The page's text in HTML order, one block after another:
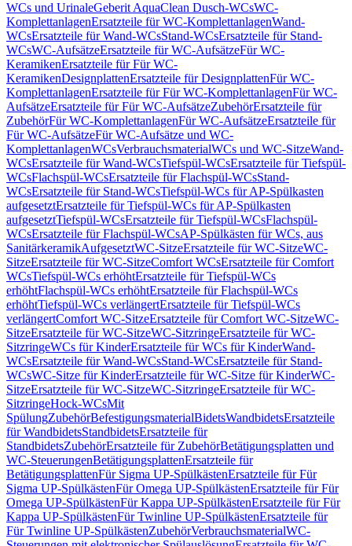
WCs und UrinaleGeberit AquaClean Dusch-WCsWC-
KomplettanlagenErsatzteile für WC-KomplettanlagenWand-
WCsErsatzteile für Wand-WCsStand-WCsErsatzteile für Stand-
WCsWC-AufsätzeErsatzteile für WC-AufsätzeFür WC-
KeramikenErsatzteile für Für WC-
KeramikenDesignplattenErsatzteile für DesignplattenFür WC-
KomplettanlagenErsatzteile für Für WC-KomplettanlagenFür WC-
AufsätzeErsatzteile für Für WC-AufsätzeZubehörErsatzteile für
ZubehörFür WC-KomplettanlagenFür WC-AufsätzeErsatzteile für
Für WC-AufsätzeFür WC-Aufsätze und WC-
KomplettanlagenWCsVerbrauchsmaterialWCs und WC-SitzeWand-
WCsErsatzteile für Wand-WCsTiefspül-WCsErsatzteile für Tiefspül-
WCsFlachspül-WCsErsatzteile für Flachspül-WCsStand-
WCsErsatzteile für Stand-WCsTiefspül-WCs für AP-Spülkasten
aufgesetztErsatzteile für Tiefspül-WCs für AP-Spülkasten
aufgesetztTiefspül-WCsErsatzteile für Tiefspül-WCsFlachspül-
WCsErsatzteile für Flachspül-WCsAP-Spülkästen für WCs, aus
SanitärkeramikAufgesetztWC-SitzeErsatzteile für WC-SitzeWC-
SitzeErsatzteile für WC-SitzeComfort WCsErsatzteile für Comfort
WCsTiefspül-WCs erhöhtErsatzteile für Tiefspül-WCs
erhöhtFlachspül-WCs erhöhtErsatzteile für Flachspül-WCs
erhöhtTiefspül-WCs verlängertErsatzteile für Tiefspül-WCs
verlängertComfort WC-SitzeErsatzteile für Comfort WC-SitzeWC-
SitzeErsatzteile für WC-SitzeWC-SitzringeErsatzteile für WC-
SitzringeWCs für KinderErsatzteile für WCs für KinderWand-
WCsErsatzteile für Wand-WCsStand-WCsErsatzteile für Stand-
WCsWC-Sitze für KinderErsatzteile für WC-Sitze für KinderWC-
SitzeErsatzteile für WC-SitzeWC-SitzringeErsatzteile für WC-
SitzringeHock-WCsMit
SpülungZubehörBefestigungsmaterialBidetsWandbidetsErsatzteile
für WandbidetsStandbidetsErsatzteile für
StandbidetsZubehörErsatzteile für ZubehörBetätigungsplatten und
WC-SteuerungenBetätigungsplattenErsatzteile für
BetätigungsplattenFür Sigma UP-SpülkästenErsatzteile für Für
Sigma UP-SpülkästenFür Omega UP-SpülkästenErsatzteile für Für
Omega UP-SpülkästenFür Kappa UP-SpülkästenErsatzteile für Für
Kappa UP-SpülkästenFür Twinline UP-SpülkästenErsatzteile für
Für Twinline UP-SpülkästenZubehörVerbrauchsmaterialWC-